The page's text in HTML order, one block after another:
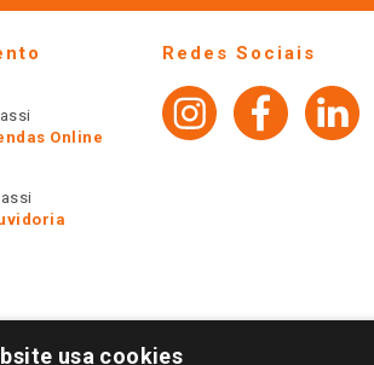
Online
Redes Sociais
usa cookies